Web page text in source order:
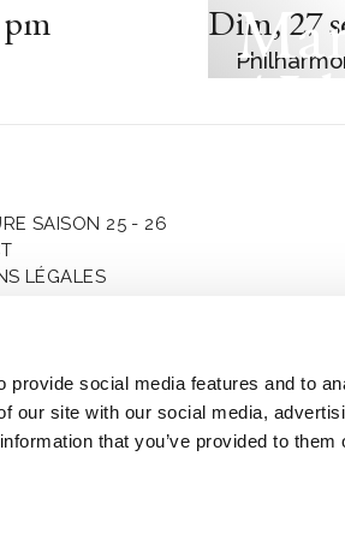
social media features and to
our site with our social media,
that you’ve provided to them
/
Dim, 27
SAISON 25 - 26
LÉGALES